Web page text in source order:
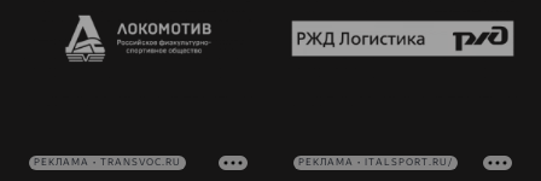
РЕКЛАМА • TRANSVOC.RU РЕКЛАМА • ITALSPORT.RU/